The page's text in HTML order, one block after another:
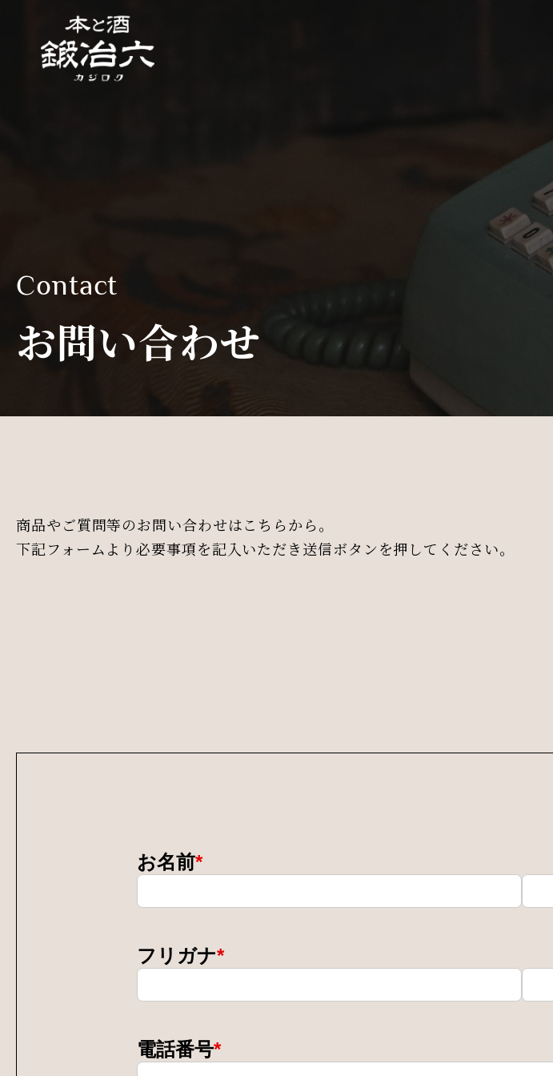
Contact
お問い合わせ
商品やご質問等のお問い合わせはこちらから。
下記フォームより必要事項を記入いただき送信ボタンを押してください。
お名前*
フリガナ*
電話番号*